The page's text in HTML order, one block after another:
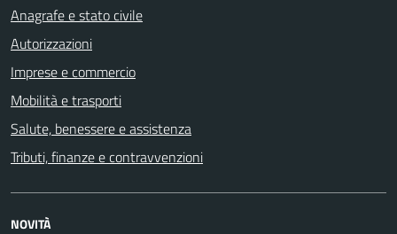
Anagrafe e stato civile
Autorizzazioni
Imprese e commercio
Mobilità e trasporti
Salute, benessere e assistenza
Tributi, finanze e contravvenzioni
NOVITÀ